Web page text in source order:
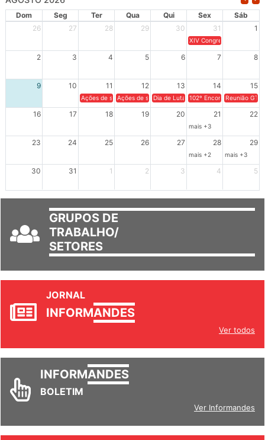
Dom Seg Ter Qua Qui Sex
Sáb
26
27 28 29 30 31 1
XIV Congresso Brasileiro
2 3 4 5 6 7 8
9 10 11 12 13 14 15
Ações de solidariedade a Cuba no Rio Grande do Sul - 100
Ações de solidariedade a Cuba no Rio Grande do
Dia de Luta em Defesa de Cuba e da
102º Encontro da
Reunião
16 17 18 19 20 21 22
mais +3
23 24 25 26 27 28 29
mais +2 mais +3
30 31 1 2 3 4 5
GRUPOS DE
TRABALHO/
SETORES
JORNAL
INFORMANDES
Ver todos
INFORMANDES
BOLETIM
Ver Informandes